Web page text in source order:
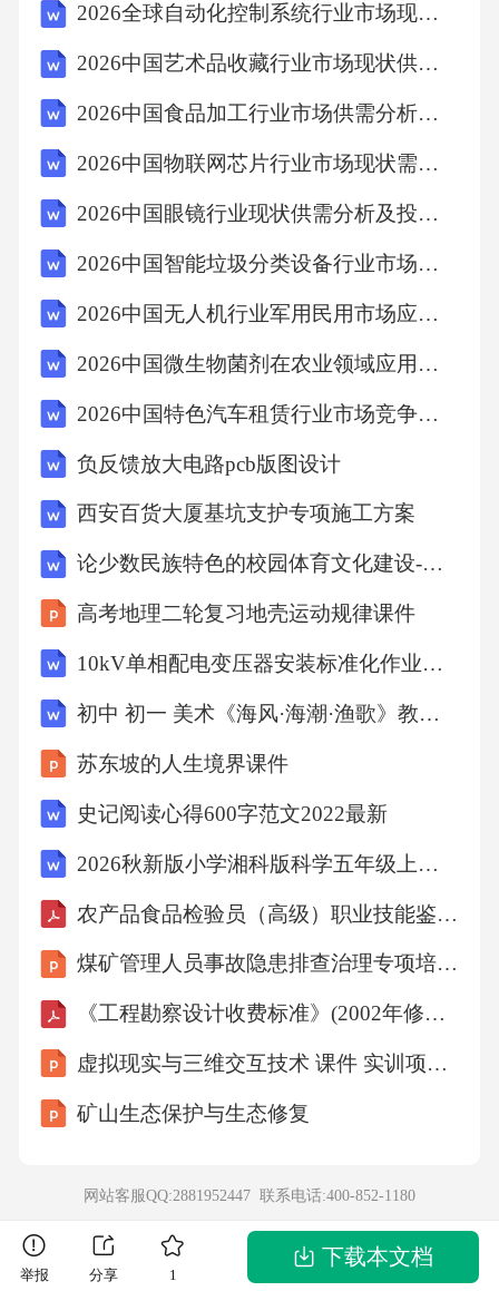
(1)热电子仪器一般要避免频繁开机、关机，18
示波器的原理和使用示波器的原理和使用19偏
转原理二、示波器的工作原理二、示波器的工
+1、电子束在电场中的偏转原理偏转板上无电
压时偏转板上有电压时再来偏转原理二、示波
器的工作原理二、示波器的工作原理电子枪Y轴
1.示波器的结构三、实验原理
1.示波器的结构212.偏转电场控制电子束在视屏
上的轨迹
Y2.偏转电场控制电子束在视屏上的轨迹UY223.
只在竖直偏转板（Y轴）上加一正弦电压的情形
形233.要能够显示波形，必须在水平偏转板（X
轴）上加一扫描电压
上加一扫描电压245.示波器显示波形实质：沿Y
轴方向的简谐运动与沿X轴方向的匀速运动合成
的一种合运动
5.示波器显示波形实质：沿Y轴方向的简谐运动
与沿X轴方向的匀252.示波管结构图2.示波管结
构图263.水平扫描电压波形图注:这里显示的是
锯齿波.扫描电压波形在示波器上的显示图形3.
平扫描电压波形274.示波器显示波形过程4.示波
2026全球自动化控制系统行业市场现状供需分析及投资评估规划分析研究报告
2026中国艺术品收藏行业市场现状供需分析及投资评估规划研究报告
2026中国食品加工行业市场供需分析及品牌发展战略评估规划研究报告
2026中国物联网芯片行业市场现状需求变化及投资风险评估分析报告
2026中国眼镜行业现状供需分析及投资评估规划分析研究报告
2026中国智能垃圾分类设备行业市场现状与投资评估报告
2026中国无人机行业军用民用市场应用拓展及政策环境分析报告
2026中国微生物菌剂在农业领域应用推广与市场教育
2026中国特色汽车租赁行业市场竞争格局与投资机会评估分析
负反馈放大电路pcb版图设计
西安百货大厦基坑支护专项施工方案
论少数民族特色的校园体育文化建设-以伊宁县一中为例
高考地理二轮复习地壳运动规律课件
10kV单相配电变压器安装标准化作业指导书
初中 初一 美术《海风·海潮·渔歌》教学课件
苏东坡的人生境界课件
史记阅读心得600字范文2022最新
2026秋新版小学湘科版科学五年级上册教学设计（附目录）适用于新课标
农产品食品检验员（高级）职业技能鉴定考试题及答案
煤矿管理人员事故隐患排查治理专项培训课件
《工程勘察设计收费标准》(2002年修订本)
虚拟现实与三维交互技术 课件 实训项目3 开发虚拟文旅虚拟交互项目的技术实操
矿山生态保护与生态修复
网站客服QQ:2881952447 联系电话:400-852-1180
举报 分享 1
下载本文档